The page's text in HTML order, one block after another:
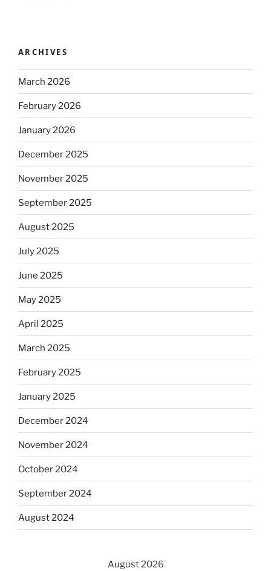
ARCHIVES
March 2026
February 2026
January 2026
December 2025
November 2025
September 2025
August 2025
July 2025
June 2025
May 2025
April 2025
March 2025
February 2025
January 2025
December 2024
November 2024
October 2024
September 2024
August 2024
August 2026